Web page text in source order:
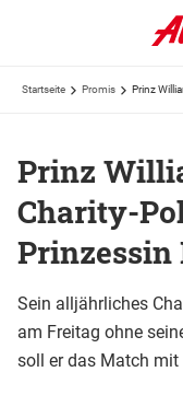
Startseite Promis Prinz
Prinz
Charity-
Prinzessin
Sein alljährliches
am Freitag ohne
soll er das Match mit